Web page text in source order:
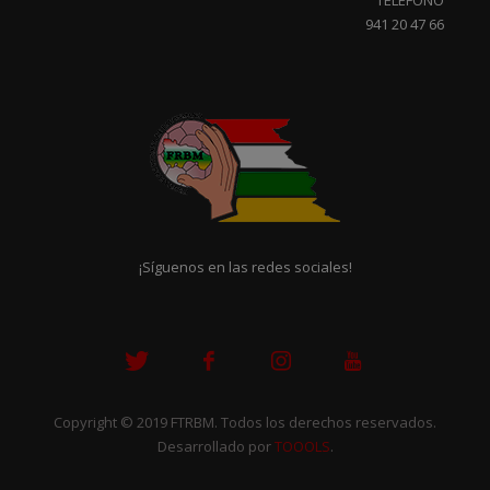
941 20 47 66
¡Síguenos en las redes sociales!
Copyright © 2019 FTRBM. Todos los derechos reservados.
Desarrollado porTOOOLS.